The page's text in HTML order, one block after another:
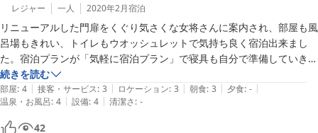
レジャー 一人 2020年2月宿泊
リニューアルした門扉をくぐり気さくな女将さんに案内され、部屋も風
呂場もきれい、トイレもウオッシュレットで気持ち良く宿泊出来まし
た。宿泊プランが「気軽に宿泊プラン」で寝具も自分で準備していき余
計なサービスは不要でリーズナブルな価格で利用させて頂きました。
続きを読む
部屋: 4 | 接客・サービス: 3 | ロケーション: 3 | 朝食: 3 | 夕食: - |
温泉・お風呂: 4 | 設備: 4 | 清潔さ: -
42